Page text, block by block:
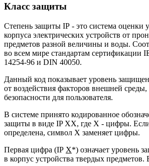
Класс защиты
Степень защиты IP - это система оценки
корпуса электрических устройств от
предметов разной величины и воды.
во всем мире стандартам сертификации
14254-96 и DIN 40050.
Данный код показывает уровень
от воздействия факторов внешней среды,
безопасности для пользователя.
В системе принято кодированное
защиты в виде IP XX, где X - цифры.
определена, символ X заменяет цифры.
Первая цифра (IP X*) означает уровень
в корпус устройства твердых предметов.